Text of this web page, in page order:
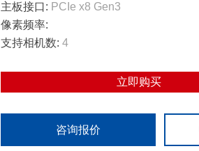
主板接口: PCIe x8 Gen3
像素频率:
支持相机数: 4
立即购买
咨询报价